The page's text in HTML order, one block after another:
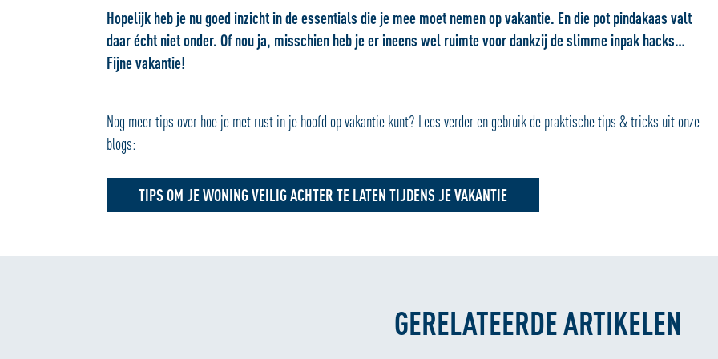
Hopelijk heb je nu goed inzicht in de essentials die je mee moet nemen op vakantie. En die pot pindakaas valt
daar écht niet onder. Of nou ja, misschien heb je er ineens wel ruimte voor dankzij de slimme inpak hacks…
Fijne vakantie!
Nog meer tips over hoe je met rust in je hoofd op vakantie kunt? Lees verder en gebruik de praktische tips & tricks uit onze
blogs:
TIPS OM JE WONING VEILIG ACHTER TE LATEN TIJDENS JE VAKANTIE
GERELATEERDE ARTIKELEN